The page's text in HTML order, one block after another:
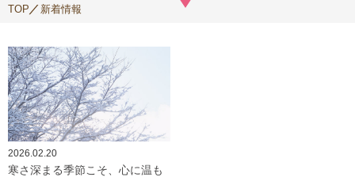
TOP 新着情報
2026.02.20
寒さ深まる季節こそ、心に温も